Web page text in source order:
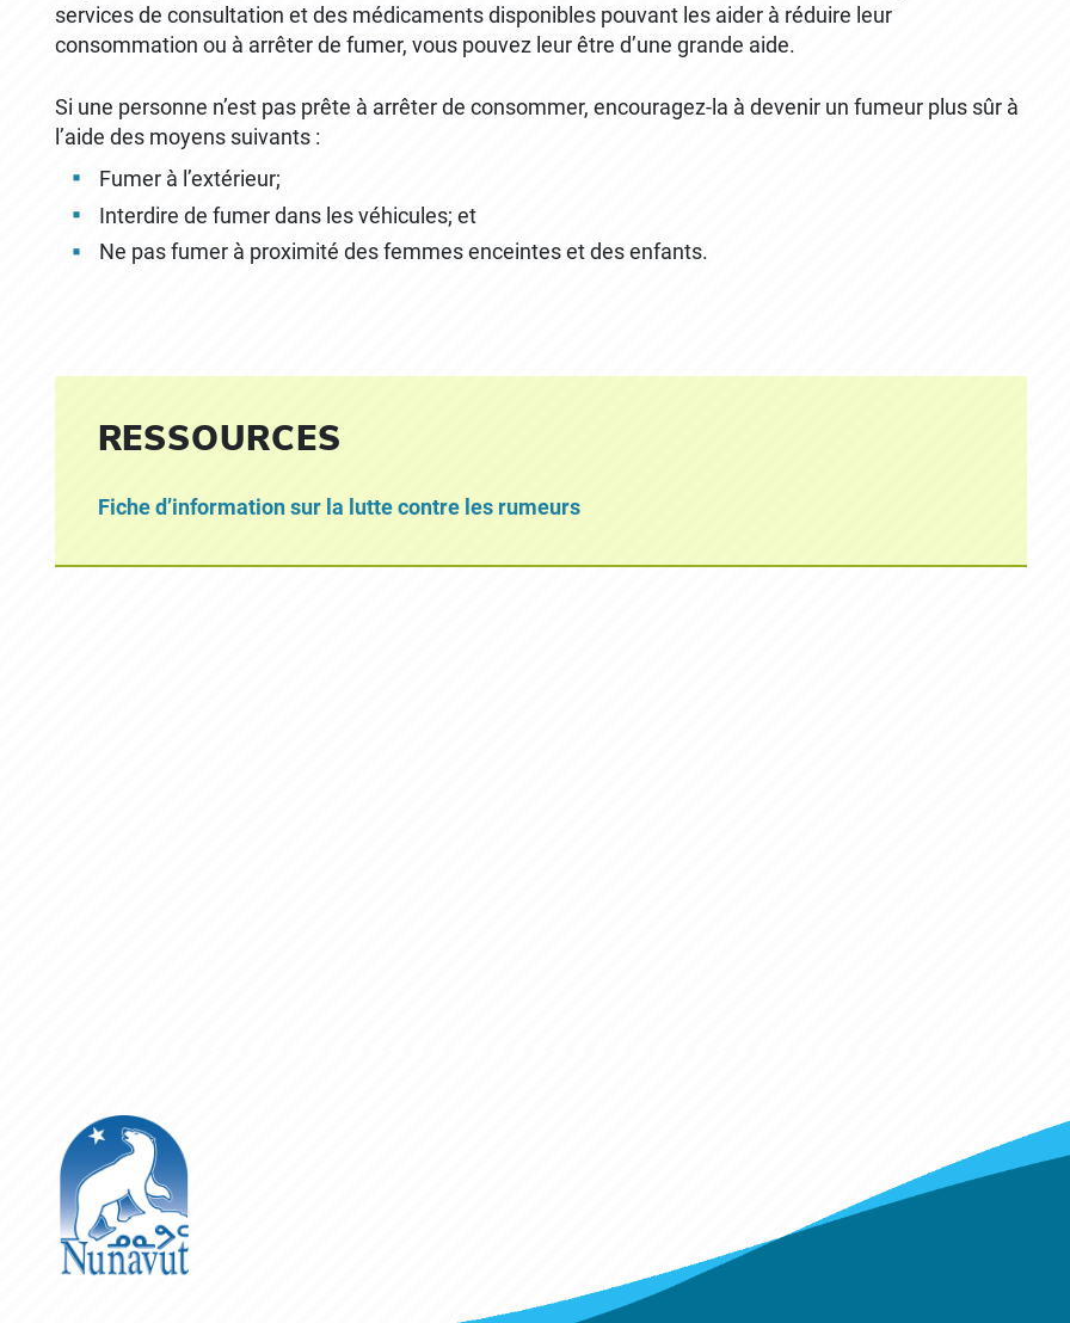
services de consultation et des médicaments disponibles pouvant les aider à réduire leur
consommation ou à arrêter de fumer, vous pouvez leur être d’une grande aide.
Si une personne n’est pas prête à arrêter de consommer, encouragez-la à devenir un fumeur plus sûr à
l’aide des moyens suivants :
Fumer à l’extérieur;
Interdire de fumer dans les véhicules; et
Ne pas fumer à proximité des femmes enceintes et des enfants.
RESSOURCES
Fiche d’information sur la lutte contre les rumeurs